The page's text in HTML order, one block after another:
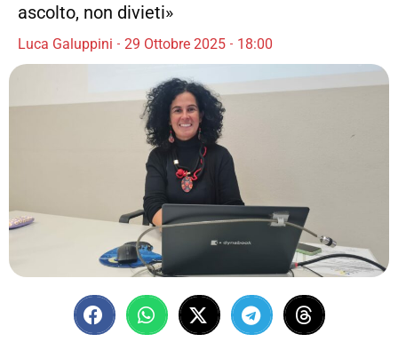
ascolto, non divieti»
Luca Galuppini 29 Ottobre 2025 18:00